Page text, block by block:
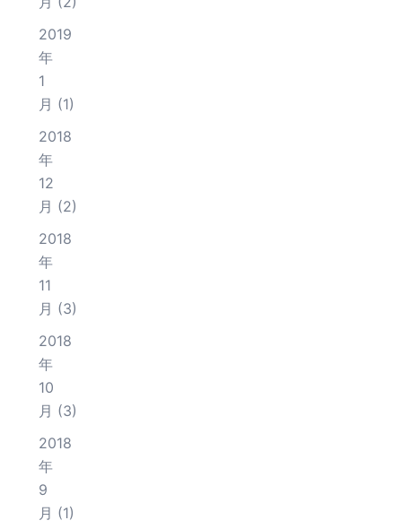
2019
年
1
月 (1)
2018
年
12
月 (2)
2018
年
11
月 (3)
2018
年
10
月 (3)
2018
年
9
月 (1)